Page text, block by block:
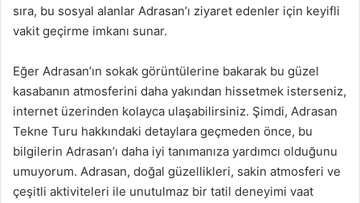
sıra, bu sosyal alanlar Adrasan’ı ziyaret edenler için keyifli
vakit geçirme imkanı sunar.
Eğer Adrasan’ın sokak görüntülerine bakarak bu güzel
kasabanın atmosferini daha yakından hissetmek isterseniz,
internet üzerinden kolayca ulaşabilirsiniz. Şimdi, Adrasan
Tekne Turu hakkındaki detaylara geçmeden önce, bu
bilgilerin Adrasan’ı daha iyi tanımanıza yardımcı olduğunu
umuyorum. Adrasan, doğal güzellikleri, sakin atmosferi ve
çeşitli aktiviteleri ile unutulmaz bir tatil deneyimi vaat